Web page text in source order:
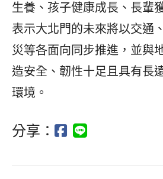
生養、孩子健康成長、長輩
表示大北門的未來將以交通
災等各面向同步推進，並與
造安全、韌性十足且具有長
環境。
分享：